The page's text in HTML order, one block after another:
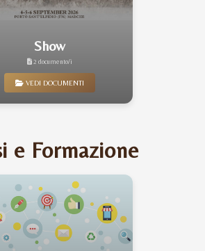
Show
2 documento/i
VEDI DOCUMENTI
e Formazione